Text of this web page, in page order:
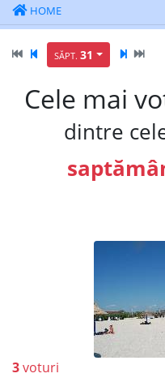
HOME
SĂPT. 31
Cele mai
dintre
3voturi